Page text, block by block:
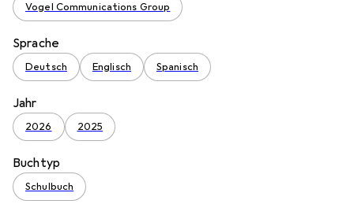
Vogel Communications Group
Sprache
Deutsch Englisch Spanisch
Jahr
2026 2025
Buchtyp
Schulbuch